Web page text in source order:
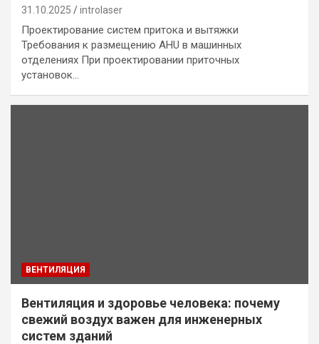
31.10.2025 introlaser
Проектирование систем притока и вытяжки
Требования к размещению AHU в машинных
отделениях При проектировании приточных
установок…
ВЕНТИЛЯЦИЯ
Вентиляция и здоровье человека: почему
свежий воздух важен для инженерных
систем зданий